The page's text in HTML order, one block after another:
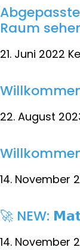
Raum
21. Juni 2022
22. August
14. November
🚀 NEW:
14. November